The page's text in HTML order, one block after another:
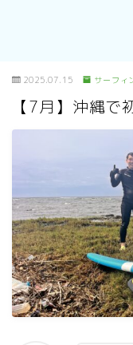
2025.07.15 サーフィ
【7月】沖縄で